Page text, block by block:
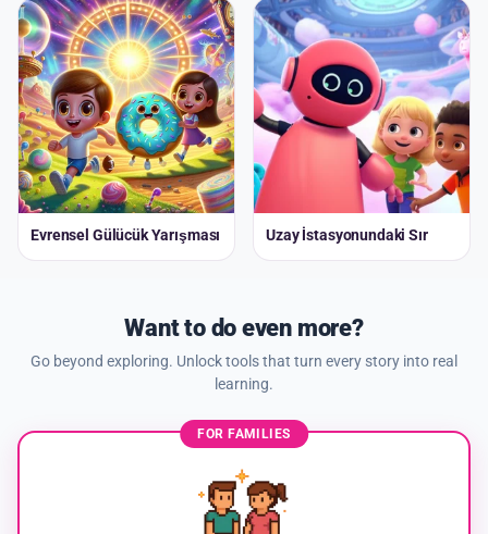
Evrensel Gülücük Yarışması Uzay İstasyonundaki Sır
Want to do even more?
Go beyond exploring. Unlock tools that turn every story into real
learning.
FOR FAMILIES